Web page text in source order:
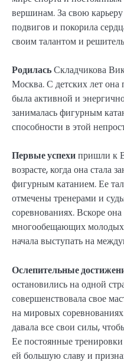
вершинам. За свою
подвигов и покорила
своим талантом и
РодиласьСкладчикова
Москва. С детских лет она
была активной и
занималась фигурным
способности в этой
Первые успехипришли к
возрасте, когда она стала
фигурным катанием. Ее
отмечены тренерами и
соревнованиях. Вскоре
многообещающих молодых
начала выступать на
Ослепительные
остановились на одной
совершенствовала свое
на мировых
давала все свои силы,
Ее постоянные
ей большую славу и